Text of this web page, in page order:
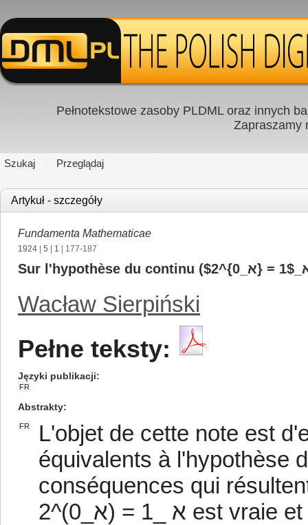
Pełnotekstowe zasoby PLDML oraz innych
Zapraszamy
Szukaj Przeglądaj
Artykuł - szczegóły
Fundamenta Mathematicae
1924 5 1 | 177-187
Wacław Sierpiński
Pełne teksty:
Języki publikacji
FR
Abstrakty
FR
L'objet de cette note est
équivalents à l'hypothèse
conséquences qui
2^(א_0) = א _1 est vraie et celles qui résultent de l'hypothèse